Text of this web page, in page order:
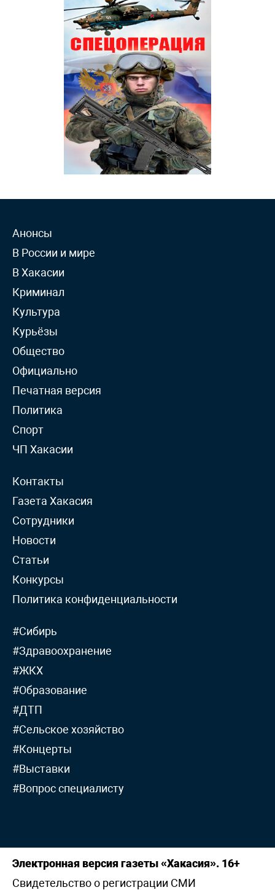
Анонсы
В России и мире
В Хакасии
Криминал
Культура
Курьёзы
Общество
Официально
Печатная версия
Политика
Спорт
ЧП Хакасии
Контакты
Газета Хакасия
Сотрудники
Новости
Статьи
Конкурсы
Политика конфиденциальности
#Сибирь
#Здравоохранение
#ЖКХ
#Образование
#ДТП
#Сельское хозяйство
#Концерты
#Выставки
#Вопрос специалисту
Электронная версия газеты «Хакасия». 16+
Свидетельство о регистрации СМИ